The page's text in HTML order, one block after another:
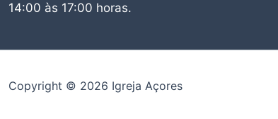
14:00 às 17:00 horas.
Copyright © 2026 Igreja Açores